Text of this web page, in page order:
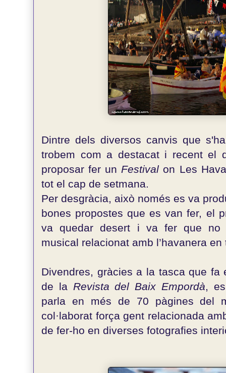
Dintre dels diversos canvis que
trobem com a destacat i recent el
proposar fer un Festival on Les
tot el cap de setmana.
Per desgràcia, això només es va
bones propostes que es van fer, el
va quedar desert i va fer que no
musical relacionat amb l’havanera
Divendres, gràcies a la tasca que fa
de la Revista del Baix Empordà,
parla en més de 70 pàgines del
col·laborat força gent relacionada
de fer-ho en diverses fotografies